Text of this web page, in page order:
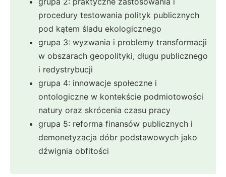
procedury testowania polityk publicznych
pod kątem śladu ekologicznego
grupa 3: wyzwania i problemy transformacji
w obszarach geopolityki, długu publicznego
i redystrybucji
grupa 4: innowacje społeczne i
ontologiczne w kontekście podmiotowości
natury oraz skrócenia czasu pracy
grupa 5: reforma finansów publicznych i
demonetyzacja dóbr podstawowych jako
dźwignia obfitości